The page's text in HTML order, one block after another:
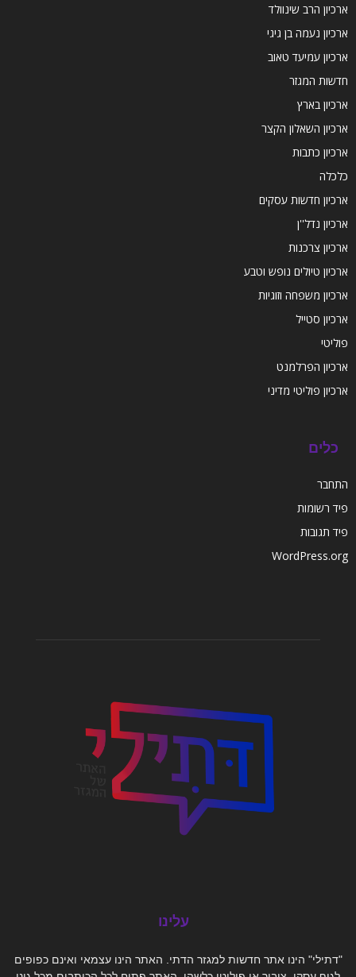
ארכיון הרב שינוולד
ארכיון נעמה בן גיגי
ארכיון עמיעד טאוב
חדשות המגזר
ארכיון בארץ
ארכיון השאלון הקצר
ארכיון כתבות
כלכלה
ארכיון חדשות עסקים
ארכיון נדל''ן
ארכיון צרכנות
ארכיון טיולים נופש וטבע
ארכיון משפחה וזוגיות
ארכיון סטייל
פוליטי
ארכיון הפרלמנט
ארכיון פוליטי מדיני
כלים
התחבר
פיד רשומות
פיד תגובות
WordPress.org
עלינו
"דתילי" הינו אתר חדשות למגזר הדתי. האתר הינו עצמאי ואינם כפופים